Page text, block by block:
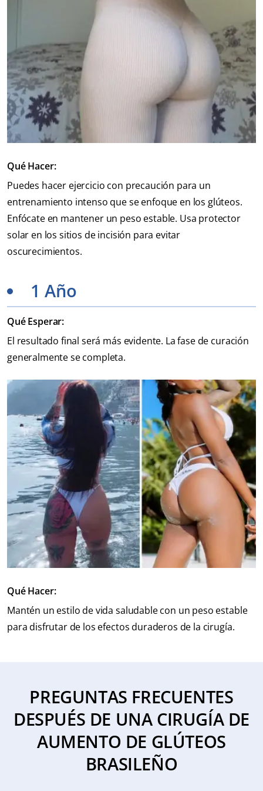
Qué Hacer:
Puedes hacer ejercicio con precaución para un
entrenamiento intenso que se enfoque en los glúteos.
Enfócate en mantener un peso estable. Usa protector
solar en los sitios de incisión para evitar
oscurecimientos.
1Año
Qué Esperar:
El resultado final será más evidente. La fase de curación
generalmente se completa.
Qué Hacer:
Mantén un estilo de vida saludable con un peso estable
para disfrutar de los efectos duraderos de la cirugía.
PREGUNTAS FRECUENTES
DESPUÉS DE UNA CIRUGÍA DE
AUMENTO DE GLÚTEOS
BRASILEÑO